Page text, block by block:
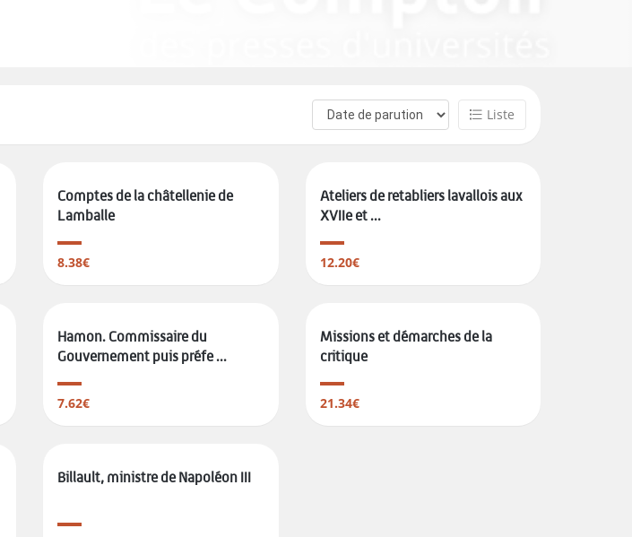
Liste
Comptes de la châtellenie de
Lamballe
8.38€
Ateliers de retabliers lavallois aux
XVIIe et ...
12.20€
Hamon. Commissaire du
Gouvernement puis préfe ...
7.62€
Missions et démarches de la
critique
21.34€
Billault, ministre de Napoléon III